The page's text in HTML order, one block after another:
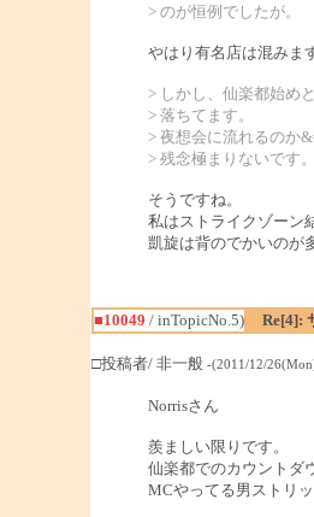
> のが恒例でしたが。
やはり有名店は混みま
> しかし、仙楽都始め
> 落ちてます。
> 夜想会に流れるのか
> 残念極まりないです。
そうですね。
私はストライクゾーン
凱旋は背のでかいのが
■10049 / inTopicNo.5)
Re[4]:
□投稿者/ 非一般 -(2011/12/
Norrisさん
羨ましい限りです。
仙楽都でのカウントダ
MCやってる男ストリ